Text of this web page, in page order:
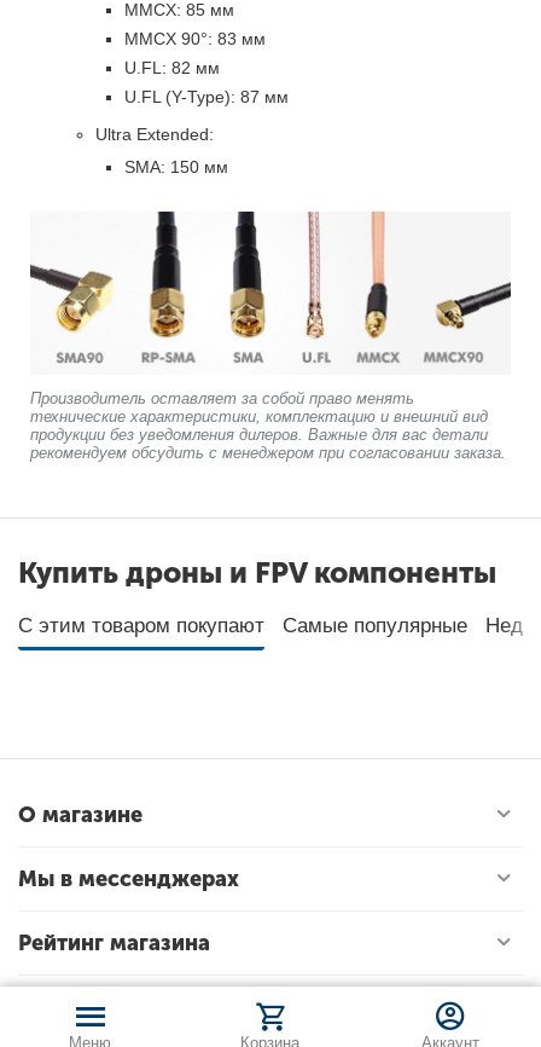
MMCX: 85 мм
MMCX 90°: 83 мм
U.FL: 82 мм
U.FL (Y-Type): 87 мм
Ultra Extended:
SMA: 150 мм
Производитель оставляет за собой право менять
технические характеристики, комплектацию и внешний вид
продукции без уведомления дилеров. Важные для вас детали
рекомендуем обсудить с менеджером при согласовании заказа.
Купить дроны и FPV компоненты
С этим товаром покупают Самые популярные
О магазине
Мы в мессенджерах
Рейтинг магазина
Меню Корзина Аккаунт